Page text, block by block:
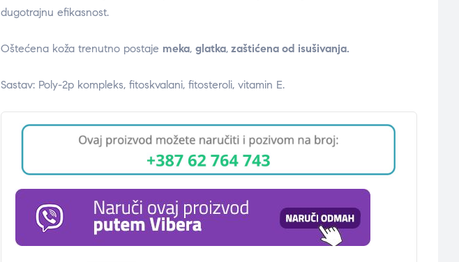
dugotrajnu efikasnost.
Oštećena koža trenutno postaje meka, glatka, zaštićena od isušivanja.
Sastav: Poly-2p kompleks, fitoskvalani, fitosteroli, vitamin E.